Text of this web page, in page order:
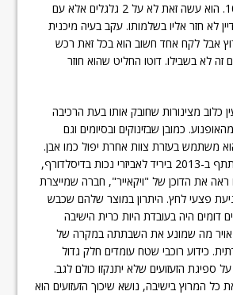
לתחרות הבאחה 1000. הוא עשה זאת לא על 2 גלגלים אלא עם
לא חזר אליו בשלמותו. עקב בעיה מיכנית
אבל לקח אחד חשוב הוא בכל זאת רכש
הזה: 4 גלגלים זה לא בשבילו. דוטו החליט שהוא חוזר
כלוב מצינורות שחובק אותו בעת הרכיבה
כמובן שבזינוקים ובסיומים וגם
משתמש בעזרת צוות אחרת יפול כמו אבן.
עם האופנוע הזה השתתף ב-2013 ביריד לאביזרי נכות בדיסלדורף,
ראה את הדוכן של "ויקאייר", חברה שמייצרת
פצעי לחץ. היתרון במוצר שלהם שכבש
דומים היה בעובדת היות כרית הישיבה
מה שמונע את השבתתה במקרה של
כידוע רוכבי שטח עומדים חלק גדול
ספיגת הזעזועים שלא יתנקזו כולם לגב.
כל המרוץ בישיבה, נושא שיכוך הזעזועים הוא